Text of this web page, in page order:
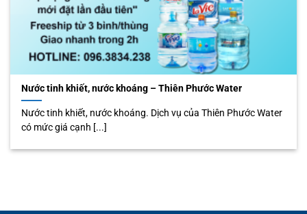
Nước tinh khiết, nước khoáng – Thiên Phước Water
Nước tinh khiết, nước khoáng. Dịch vụ của Thiên Phước Water
có mức giá cạnh [...]